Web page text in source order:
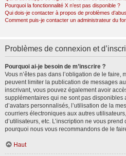
Pourquoi la fonctionnalité X n’est pas disponible ?
Qui dois-je contacter à propos de problèmes
Comment puis-je contacter un administrateur du
Problèmes de connexion et
Pourquoi ai-je besoin de m’inscrire ?
Vous n’êtes pas dans l’obligation de le faire,
peuvent limiter la publication de messages
inscrivant, vous pouvez également avoir
supplémentaires qui ne sont pas disponibles
d’avatars personnalisés, l’utilisation de la
courriers électroniques aux autres
d’utilisateurs, etc. L’inscription ne vous prend
pourquoi nous vous recommandons de le
Haut